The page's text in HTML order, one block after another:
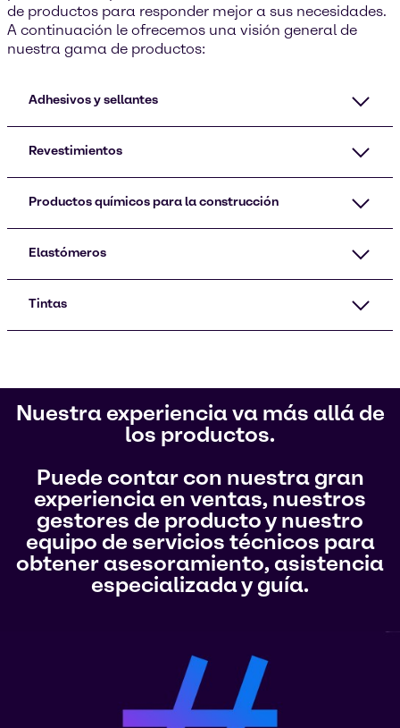
de productos para responder mejor a sus necesidades.
A continuación le ofrecemos una visión general de
nuestra gama de productos:
Adhesivos y sellantes
Revestimientos
Productos químicos para la construcción
Elastómeros
Tintas
Nuestra experiencia va más allá de
los productos.
Puede contar con nuestra gran
experiencia en ventas, nuestros
gestores de producto y nuestro
equipo de servicios técnicos para
obtener asesoramiento, asistencia
especializada y guía.